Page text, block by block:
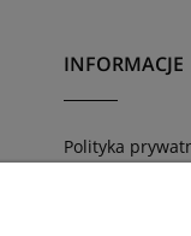
INFORMACJE
Polityka